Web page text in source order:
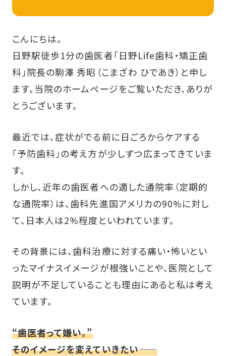
こんにちは。
日野駅徒歩1分の歯医者「日野Life歯科・矯正歯
科」院長の駒澤 秀昭（こまざわ ひであき）と申し
ます。 当院のホームページをご覧いただき、ありが
とうございます。
最近では、症状がでる前に日ごろからケアする
「予防歯科」の考え方が少しずつ広まってきていま
す。
しかし、近年の歯医者への適した通院率（定期的
な通院率）は、歯科先進国アメリカの90%に対し
て、日本人は2%程度といわれています。
その背景には、歯科治療に対する痛い・怖いとい
ったマイナスイメージが根強いことや、医院として
説明が不足していることも理由にあると私は考え
ています。
“歯医者って嫌い。”
そのイメージを変えていきたい——